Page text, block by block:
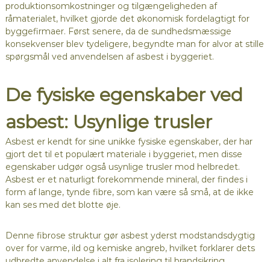
produktionsomkostninger og tilgængeligheden af
råmaterialet, hvilket gjorde det økonomisk fordelagtigt for
byggefirmaer. Først senere, da de sundhedsmæssige
konsekvenser blev tydeligere, begyndte man for alvor at stille
spørgsmål ved anvendelsen af asbest i byggeriet.
De fysiske egenskaber ved
asbest: Usynlige trusler
Asbest er kendt for sine unikke fysiske egenskaber, der har
gjort det til et populært materiale i byggeriet, men disse
egenskaber udgør også usynlige trusler mod helbredet.
Asbest er et naturligt forekommende mineral, der findes i
form af lange, tynde fibre, som kan være så små, at de ikke
kan ses med det blotte øje.
Denne fibrose struktur gør asbest yderst modstandsdygtig
over for varme, ild og kemiske angreb, hvilket forklarer dets